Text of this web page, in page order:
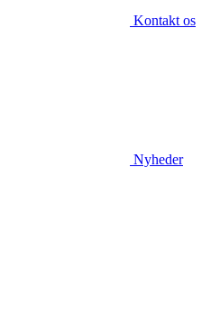
Kontakt os
Nyheder